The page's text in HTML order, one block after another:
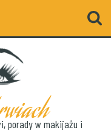
porady w makijażu i